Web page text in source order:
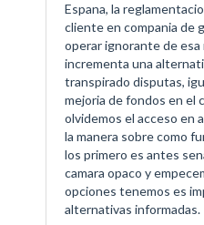
Espana, la
cliente en compania de
operar ignorante de
incrementa una
transpirado disputas,
mejoria de fondos en el
olvidemos el acceso en
la manera sobre como
los primero es antes
camara opaco y
opciones tenemos es
alternativas informadas.